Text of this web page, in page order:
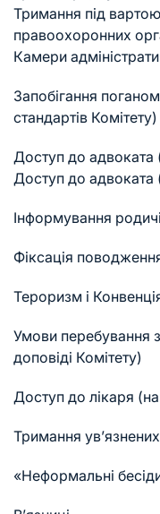
Тримання під
правоохоронних
Камери
Запобігання
стандартів Комітету)
Доступ до адвоката
Доступ до адвоката
Інформування
Фіксація
Тероризм і
Умови перебування
доповіді Комітету)
Доступ до лікаря
Тримання ув’язнених
«Неформальні